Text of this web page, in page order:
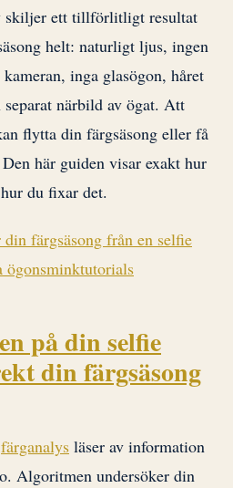
skiljer ett tillförlitligt resultat
helt: naturligt ljus, ingen
inga glasögon, håret
närbild av ögat. Att
flytta din färgsäsong eller få
här guiden visar exakt hur
du fixar det.
färgsäsong från en selfie
ögonsminktutorials
på din selfie
din färgsäsong
färganalys läser av information
Algoritmen undersöker din